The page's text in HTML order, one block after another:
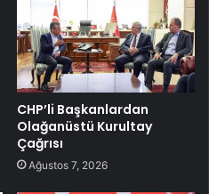
CHP’li Başkanlardan
Olağanüstü Kurultay
Çağrısı
Ağustos 7, 2026